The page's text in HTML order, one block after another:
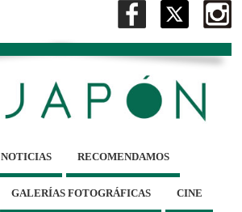
NOTICIAS RECOMENDAMOS
GALERÍAS FOTOGRÁFICAS CINE